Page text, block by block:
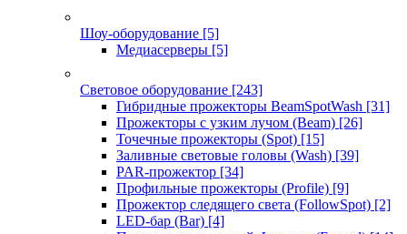
Шоу-оборудование [5]
Медиасерверы [5]
Световое оборудование [243]
Гибридные прожекторы BeamSpotWash [31]
Прожекторы с узким лучом (Beam) [26]
Точечные прожекторы (Spot) [15]
Заливные световые головы (Wash) [39]
PAR-прожектор [34]
Профильные прожекторы (Profile) [9]
Прожектор следящего света (FollowSpot) [2]
LED-бар (Bar) [4]